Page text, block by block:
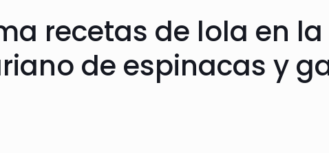
recetas de lola en
de espinacas y